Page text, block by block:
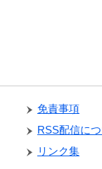
免責事項
RSS配信に
リンク集